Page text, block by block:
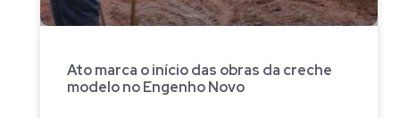
Ato marca o início das obras da creche
modelo no Engenho Novo